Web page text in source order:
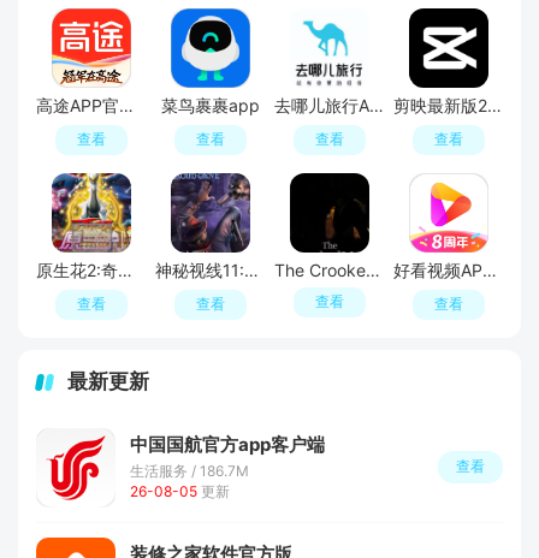
高途APP官方正版
查看
菜鸟裹裹app
查看
去哪儿旅行APP官方免费版
查看
剪映最新版2026手机版
查看
原生花2:奇幻旅程
查看
神秘视线11:惊悚秘林
查看
The Crooked Man
查看
好看视频APP官方最新版
查看
最新更新
中国国航官方app客户端
生活服务 / 186.7M
26-08-05 更新
查看
装修之家软件官方版